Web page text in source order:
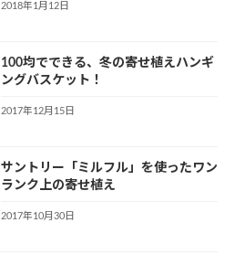
2018年1月12日
100均でできる、冬の寄せ植えハンギ
ングバスケット！
2017年12月15日
サントリー「ミルフル」を使ったワン
ランク上の寄せ植え
2017年10月30日